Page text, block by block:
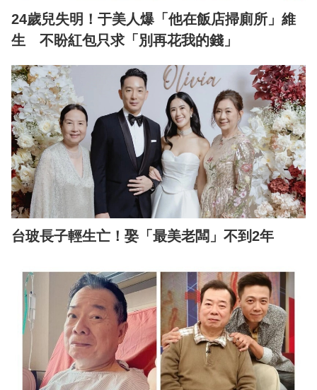
24歲兒失明！于美人爆「他在飯店掃廁所」維
生 不盼紅包只求「別再花我的錢」
台玻長子輕生亡！娶「最美老闆」不到2年